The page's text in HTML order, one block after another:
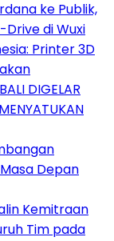
ke Publik,
di Wuxi
Printer 3D
DIGELAR
Depan
Kemitraan
Tim pada